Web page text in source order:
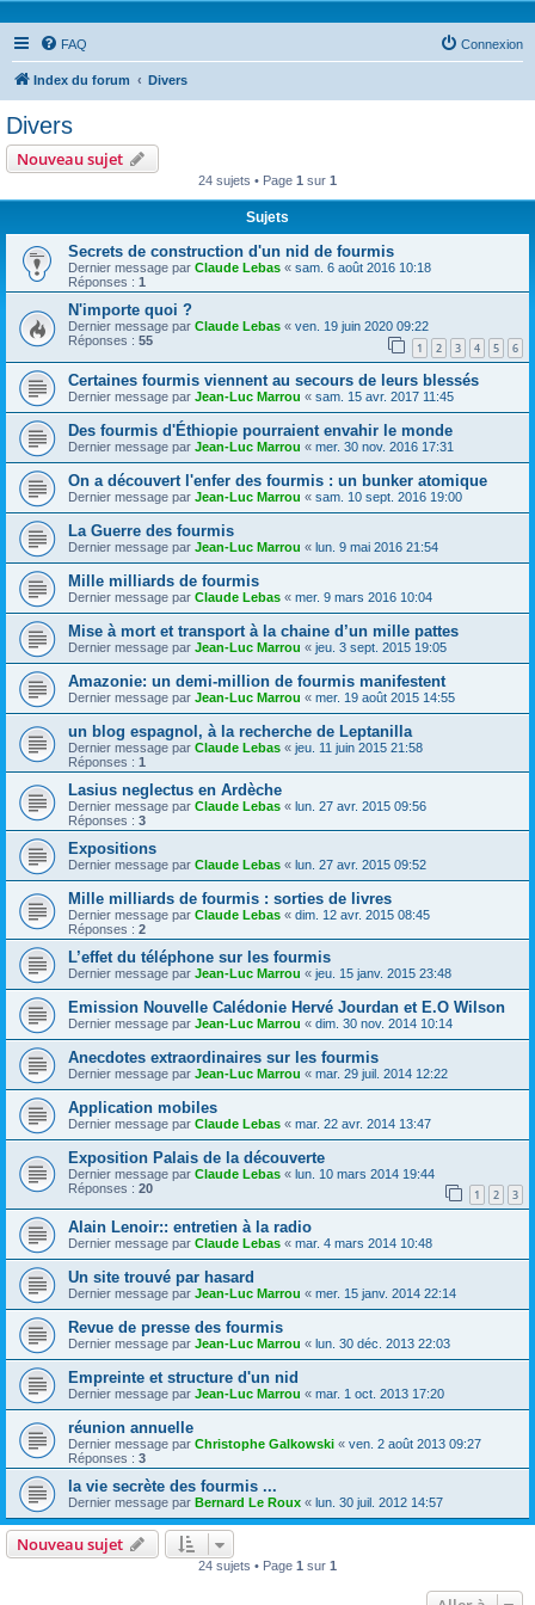
FAQ Connexion
Index du forum Divers
Divers
Nouveau sujet
24 sujets • Page 1 sur 1
Sujets
Secrets de construction d'un nid de fourmis
Dernier message par Claude Lebas « sam. 6 août 2016 10:18
Réponses : 1
N'importe quoi ?
Dernier message par Claude Lebas « ven. 19 juin 2020 09:22
Réponses : 55 1 2 3 4 5 6
Certaines fourmis viennent au secours de leurs blessés
Dernier message par Jean-Luc Marrou « sam. 15 avr. 2017 11:45
Des fourmis d'Éthiopie pourraient envahir le monde
Dernier message par Jean-Luc Marrou « mer. 30 nov. 2016 17:31
On a découvert l'enfer des fourmis : un bunker atomique
Dernier message par Jean-Luc Marrou « sam. 10 sept. 2016 19:00
La Guerre des fourmis
Dernier message par Jean-Luc Marrou « lun. 9 mai 2016 21:54
Mille milliards de fourmis
Dernier message par Claude Lebas « mer. 9 mars 2016 10:04
Mise à mort et transport à la chaine d’un mille pattes
Dernier message par Jean-Luc Marrou « jeu. 3 sept. 2015 19:05
Amazonie: un demi-million de fourmis manifestent
Dernier message par Jean-Luc Marrou « mer. 19 août 2015 14:55
un blog espagnol, à la recherche de Leptanilla
Dernier message par Claude Lebas « jeu. 11 juin 2015 21:58
Réponses : 1
Lasius neglectus en Ardèche
Dernier message par Claude Lebas « lun. 27 avr. 2015 09:56
Réponses : 3
Expositions
Dernier message par Claude Lebas « lun. 27 avr. 2015 09:52
Mille milliards de fourmis : sorties de livres
Dernier message par Claude Lebas « dim. 12 avr. 2015 08:45
Réponses : 2
L’effet du téléphone sur les fourmis
Dernier message par Jean-Luc Marrou « jeu. 15 janv. 2015 23:48
Emission Nouvelle Calédonie Hervé Jourdan et E.O Wilson
Dernier message par Jean-Luc Marrou « dim. 30 nov. 2014 10:14
Anecdotes extraordinaires sur les fourmis
Dernier message par Jean-Luc Marrou « mar. 29 juil. 2014 12:22
Application mobiles
Dernier message par Claude Lebas « mar. 22 avr. 2014 13:47
Exposition Palais de la découverte
Dernier message par Claude Lebas « lun. 10 mars 2014 19:44
Réponses : 20 1 2 3
Alain Lenoir:: entretien à la radio
Dernier message par Claude Lebas « mar. 4 mars 2014 10:48
Un site trouvé par hasard
Dernier message par Jean-Luc Marrou « mer. 15 janv. 2014 22:14
Revue de presse des fourmis
Dernier message par Jean-Luc Marrou « lun. 30 déc. 2013 22:03
Empreinte et structure d'un nid
Dernier message par Jean-Luc Marrou « mar. 1 oct. 2013 17:20
réunion annuelle
Dernier message par Christophe Galkowski « ven. 2 août 2013 09:27
Réponses : 3
la vie secrète des fourmis ...
Dernier message par Bernard Le Roux « lun. 30 juil. 2012 14:57
Nouveau sujet
24 sujets • Page 1 sur 1